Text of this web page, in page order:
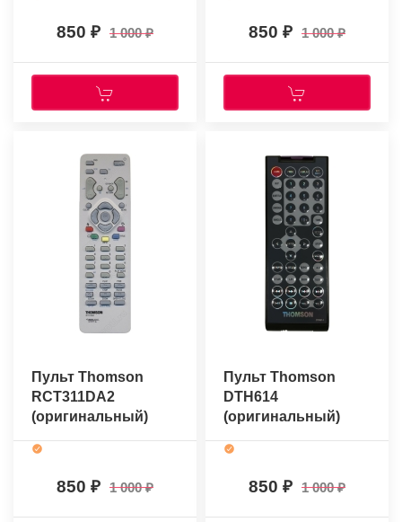
850 1 000 850 1 000
Пульт Thomson
RCT311DA2
(оригинальный)
850 1 000
Пульт Thomson
DTH614
(оригинальный)
850 1 000